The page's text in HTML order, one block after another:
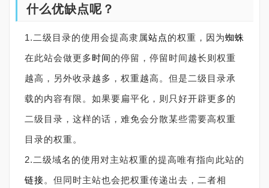
什么优缺点呢？
1.二级目录的使用会提高隶属站点的权重，因为蜘蛛
在此站会做更多时间的停留，停留时间越长则权重
越高，另外收录越多，权重越高。但是二级目录承
载的内容有限。如果要扁平化，则只好开辟更多的
二级目录，这样的话，难免会分散某些需要高权重
目录的权重。
2.二级域名的使用对主站权重的提高唯有指向此站的
链接。但同时主站也会把权重传递出去，二者相